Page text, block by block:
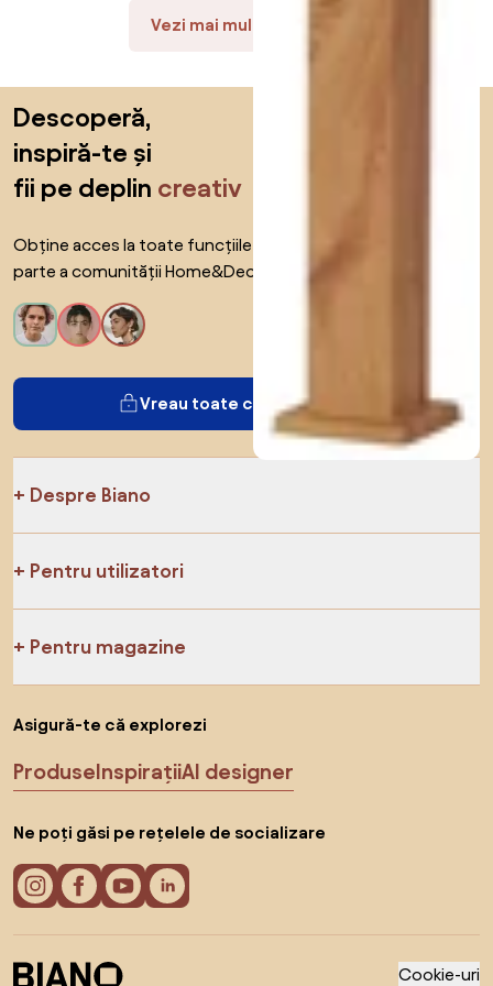
Vezi mai multe produse
Descoperă,
inspiră-te și
fii pe deplin creativ
Obține acces la toate funcțiile și fii
parte a comunității Home&Decor.
Vreau toate caracteristicile!
Despre Biano
Pentru utilizatori
Pentru magazine
Asigură-te că explorezi
ProduseInspirațiiAI designer
Ne poți găsi pe rețelele de socializare
Cookie-uri